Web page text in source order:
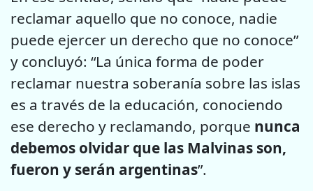
reclamar aquello que no conoce, nadie
puede ejercer un derecho que no conoce”
y concluyó: “La única forma de poder
reclamar nuestra soberanía sobre las islas
es a través de la educación, conociendo
ese derecho y reclamando, porque nunca
debemos olvidar que las Malvinas son,
fueron y serán argentinas”.